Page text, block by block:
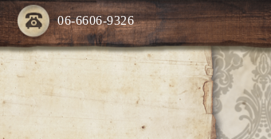
06-6606-9326